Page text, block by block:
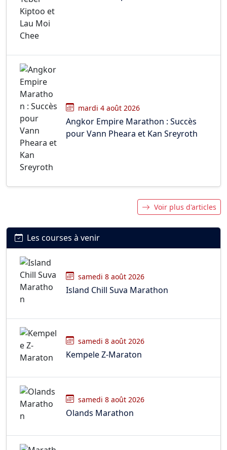
mardi 4 août 2026
Angkor Empire Marathon : Succès
pour Vann Pheara et Kan Sreyroth
Voir plus d'articles
Les courses à venir
samedi 8 août 2026
Island Chill Suva Marathon
samedi 8 août 2026
Kempele Z-Maraton
samedi 8 août 2026
Olands Marathon